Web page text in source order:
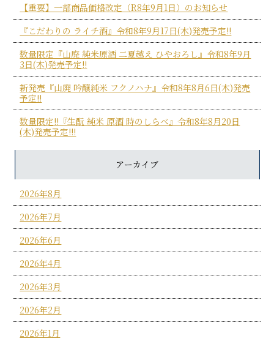
【重要】一部商品価格改定（R8年9月1日）のお知らせ
『こだわりの ライチ酒』令和8年9月17日(木)発売予定!!
数量限定『山廃 純米原酒 二夏越え ひやおろし』令和8年9月
3日(木)発売予定!!
新発売『山廃 吟醸純米 フクノハナ』令和8年8月6日(木)発売
予定!!
数量限定!!『生酛 純米 原酒 時のしらべ』令和8年8月20日
(木)発売予定!!!
アーカイブ
2026年8月
2026年7月
2026年6月
2026年4月
2026年3月
2026年2月
2026年1月